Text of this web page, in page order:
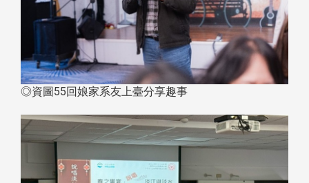
◎資圖55回娘家系友上臺分享趣事